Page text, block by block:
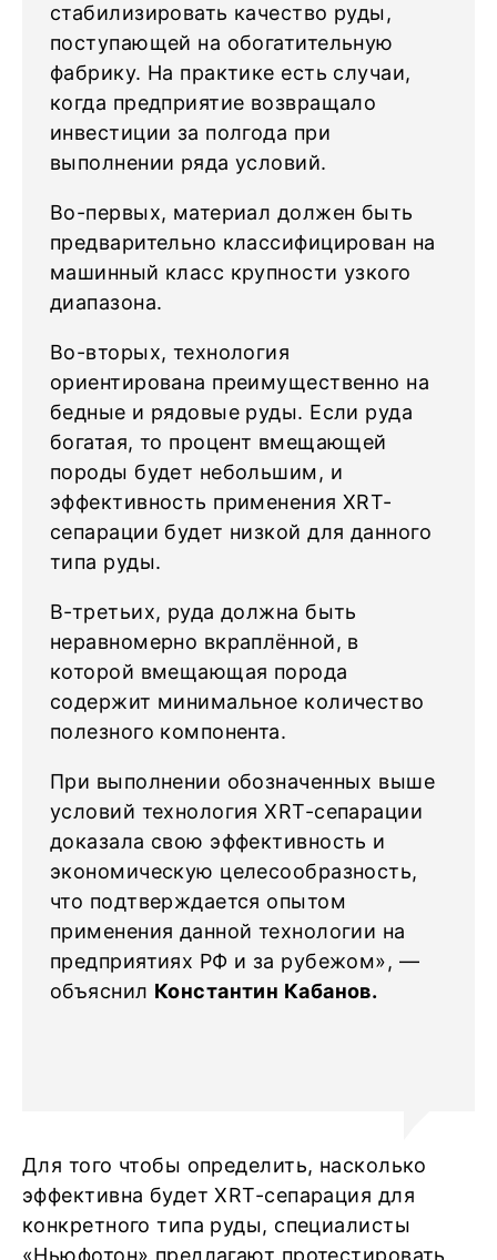
стабилизировать качество руды,
поступающей на обогатительную
фабрику. На практике есть случаи,
когда предприятие возвращало
инвестиции за полгода при
выполнении ряда условий.
Во-первых, материал должен быть
предварительно классифицирован на
машинный класс крупности узкого
диапазона.
Во-вторых, технология
ориентирована преимущественно на
бедные и рядовые руды. Если руда
богатая, то процент вмещающей
породы будет небольшим, и
эффективность применения XRT-
сепарации будет низкой для данного
типа руды.
В-третьих, руда должна быть
неравномерно вкраплённой, в
которой вмещающая порода
содержит минимальное количество
полезного компонента.
При выполнении обозначенных выше
условий технология XRT-сепарации
доказала свою эффективность и
экономическую целесообразность,
что подтверждается опытом
применения данной технологии на
предприятиях РФ и за рубежом», —
объяснил Константин Кабанов.
Для того чтобы определить, насколько
эффективна будет XRT-сепарация для
конкретного типа руды, специалисты
«Ньюфотон» предлагают протестировать